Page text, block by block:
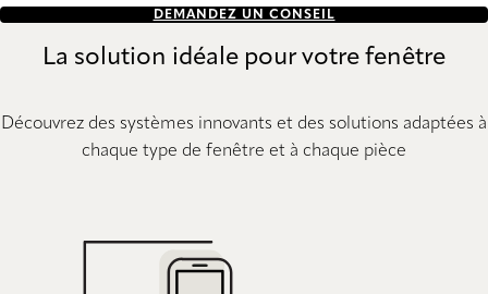
DEMANDEZ UN CONSEIL
La solution idéale pour votre fenêtre
Découvrez des systèmes innovants et des solutions adaptées à
chaque type de fenêtre et à chaque pièce